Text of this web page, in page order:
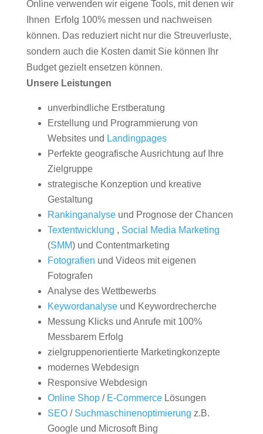
Online verwenden wir eigene Tools, mit denen wir
Ihnen Erfolg 100% messen und nachweisen
können. Das reduziert nicht nur die Streuverluste,
sondern auch die Kosten damit Sie können Ihr
Budget gezielt ensetzen können.
Unsere Leistungen
unverbindliche Erstberatung
Erstellung und Programmierung von
Websites und Landingpages
Perfekte geografische Ausrichtung auf Ihre
Zielgruppe
strategische Konzeption und kreative
Gestaltung
Rankinganalyseund Prognose der Chancen
Textentwicklung , Social Media Marketing
(SMM) und Contentmarketing
Fotografien und Videos mit eigenen
Fotografen
Analyse des Wettbewerbs
Keywordanalyseund Keywordrecherche
Messung Klicks und Anrufe mit 100%
Messbarem Erfolg
zielgruppenorientierte Marketingkonzepte
modernes Webdesign
Responsive Webdesign
Online Shop/ E-CommerceLösungen
SEO/ Suchmaschinenoptimierung z.B.
Google und Microsoft Bing